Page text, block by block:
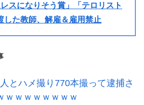
スになりそう賞」「テロリスト
した教師、解雇＆雇用禁止
人とハメ撮り770本撮って逮捕さ
ｗｗｗｗｗｗｗｗ